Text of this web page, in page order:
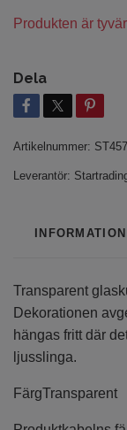
Produkten är
Dela
Artikelnummer:
Leverantör:
INFORMATION
Transparent
Dekorationen
hängas fritt där
ljusslinga.
FärgTransparent